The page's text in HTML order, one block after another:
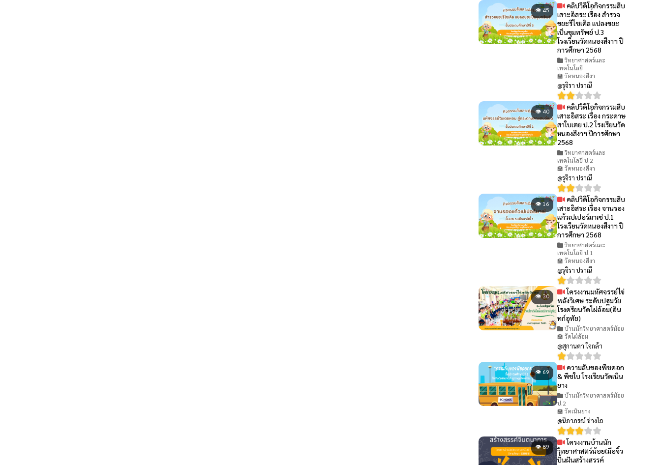
👁 45
คลิปวิดีโอกิจกรรมสืบ
เสาะอิสระ เรื่อง สำรวจ
ขยะรีไซเคิล แปลงขยะ
เป็นขุมทรัพย์ ป.3
โรงเรียนวัดหนองสีงาฯ ปี
การศึกษา 2568
วิทยาศาสตร์และ
เทคโนโลยี
🏫 วัดหนองสีงา
@รุจิรา ปราณี
👁 40
คลิปวิดีโอกิจกรรมสืบ
เสาะอิสระ เรื่อง กระดาษ
สาใบเตย ป.2 โรงเรียนวัด
หนองสีงาฯ ปีการศึกษา
2568
วิทยาศาสตร์และ
เทคโนโลยี ป.2
🏫 วัดหนองสีงา
@รุจิรา ปราณี
👁 16
คลิปวิดีโอกิจกรรมสืบ
เสาะอิสระ เรื่อง จานรอง
แก้วเปเปอร์มาเช่ ป.1
โรงเรียนวัดหนองสีงาฯ ปี
การศึกษา 2568
วิทยาศาสตร์และ
เทคโนโลยี ป.1
🏫 วัดหนองสีงา
@รุจิรา ปราณี
👁 30
โครงงานมหัศจรรย์ไข่
พลังวิเศษ ระดับปฐมวัย
โรงดรียนวัดไผ่ล้อม(อิน
ทก์อุทัย)
บ้านนักวิทยาศาสตร์น้อย
🏫 วัดไผ่ล้อม
@สุกานดา ใจกล้า
👁 69
ความลับของพืชดอก
& พืชใบ โรงเรียนวัดเนิน
ยาง
บ้านนักวิทยาศาสตร์น้อย
ป.2
🏫 วัดเนินยาง
@นิภาภรณ์ ช่างไถ
👁 89
โครงงานบ้านนัก
วิทยาศาสตร์น้อย(มือจิ๋ว
ปั้นฝันสร้างสรรค์